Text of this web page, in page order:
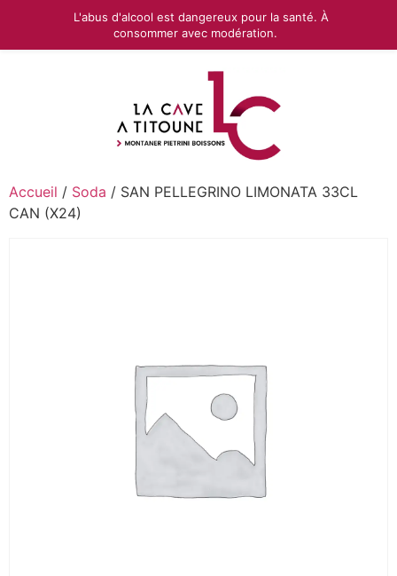
Accueil / Soda / SAN PELLEGRINO LIMONATA 33CL
CAN (X24)
L'abus d'alcool est dangereux pour la santé. À
consommer avec modération.